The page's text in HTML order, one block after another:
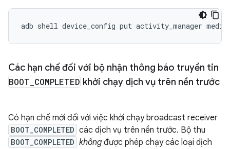
adb shell device_config put activity_manager
Các hạn chế đối với bộ nhận thông báo truyền tin
BOOT COMPLETED khởi chạy dịch vụ trên nền trước
Có hạn chế mới đối với việc khởi chạy broadcast receiver
BOOT_COMPLETED các dịch vụ trên nền trước. Bộ thu
BOOT_COMPLETED không được phép chạy các loại dịch